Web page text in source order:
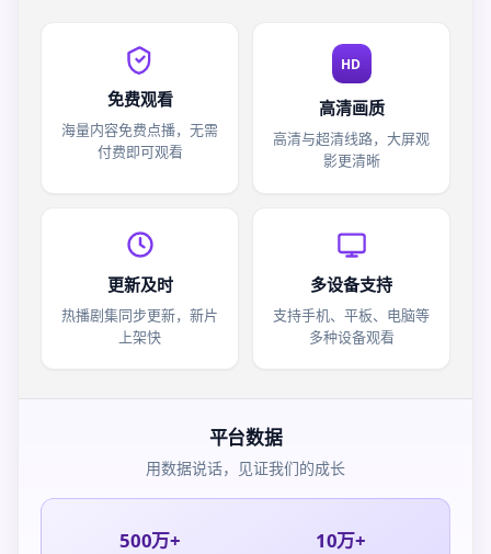
免费观看
海量内容免费点播，无需
付费即可观看
HD
高清画质
高清与超清线路，大屏观
影更清晰
更新及时
热播剧集同步更新，新片
上架快
多设备支持
支持手机、平板、电脑等
多种设备观看
平台数据
用数据说话，见证我们的成长
500万+ 10万+